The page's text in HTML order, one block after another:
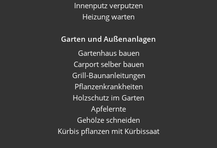
Innenputz verputzen
Heizung warten
Garten und Außenanlagen
Gartenhaus bauen
Carport selber bauen
Grill-Baunanleitungen
Pflanzenkrankheiten
Holzschutz im Garten
Apfelernte
Gehölze schneiden
Kürbis pflanzen mit Kürbissaat